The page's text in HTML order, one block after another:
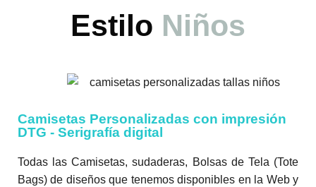
Estilo Niños
Camisetas Personalizadas con impresión
DTG - Serigrafía digital
Todas las Camisetas, sudaderas, Bolsas de Tela (Tote
Bags) de diseños que tenemos disponibles en la Web y